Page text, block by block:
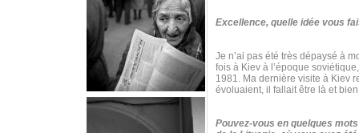
Excellence, quelle idée vous
Je n’ai pas été très dépaysé à
fois à Kiev à l’époque
1981. Ma dernière visite à Kiev
évoluaient, il fallait être là et
Pouvez-vous en quelques